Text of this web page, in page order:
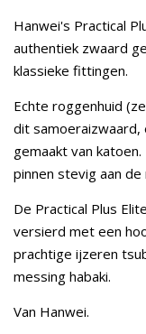
Hanwei's Practical
authentiek zwaard
klassieke fittingen.
Echte roggenhuid
dit
gemaakt van
pinnen stevig aan
De Practical Plus
versierd met een
prachtige ijzeren
messing habaki.
Van Hanwei.